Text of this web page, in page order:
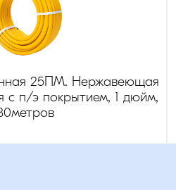
25ПМ. Нержавеющая
с п/э покрытием, 1 дюйм,